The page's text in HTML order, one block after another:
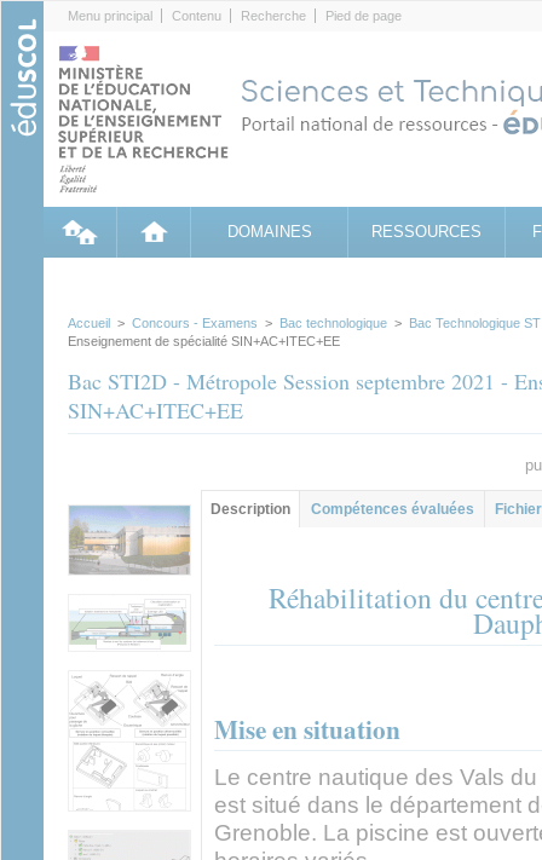
Menu principal Contenu Recherche Pied de page
DOMAINES RESSOURCES
Accueil > Concours - Examens > Bac technologique > Bac Technologique
Enseignement de spécialité SIN+AC+ITEC+EE
Bac STI2D - Métropole Session septembre 2021 -
SIN+AC+ITEC+EE
Groupe principal
Description (onglet
actif)
Compétences évaluées
Réhabilitation du
Mise en situation
Le centre nautique des Vals
est situé dans le département
Grenoble. La piscine est